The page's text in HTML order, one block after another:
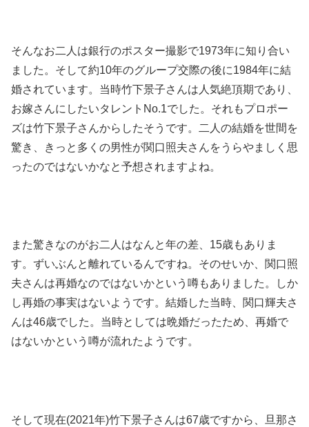
そんなお二人は銀行のポスター撮影で1973年に知り合い
ました。そして約10年のグループ交際の後に1984年に結
婚されています。当時竹下景子さんは人気絶頂期であり、
お嫁さんにしたいタレントNo.1でした。それもプロポー
ズは竹下景子さんからしたそうです。二人の結婚を世間を
驚き、きっと多くの男性が関口照夫さんをうらやましく思
ったのではないかなと予想されますよね。
また驚きなのがお二人はなんと年の差、15歳もありま
す。ずいぶんと離れているんですね。そのせいか、関口照
夫さんは再婚なのではないかという噂もありました。しか
し再婚の事実はないようです。結婚した当時、関口輝夫さ
んは46歳でした。当時としては晩婚だったため、再婚で
はないかという噂が流れたようです。
そして現在(2021年)竹下景子さんは67歳ですから、旦那さ